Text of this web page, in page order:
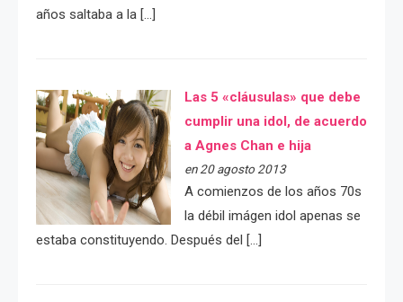
años saltaba a la […]
Las 5 «cláusulas» que debe
cumplir una idol, de acuerdo
a Agnes Chan e hija
en 20 agosto 2013
A comienzos de los años 70s
la débil imágen idol apenas se
estaba constituyendo. Después del […]